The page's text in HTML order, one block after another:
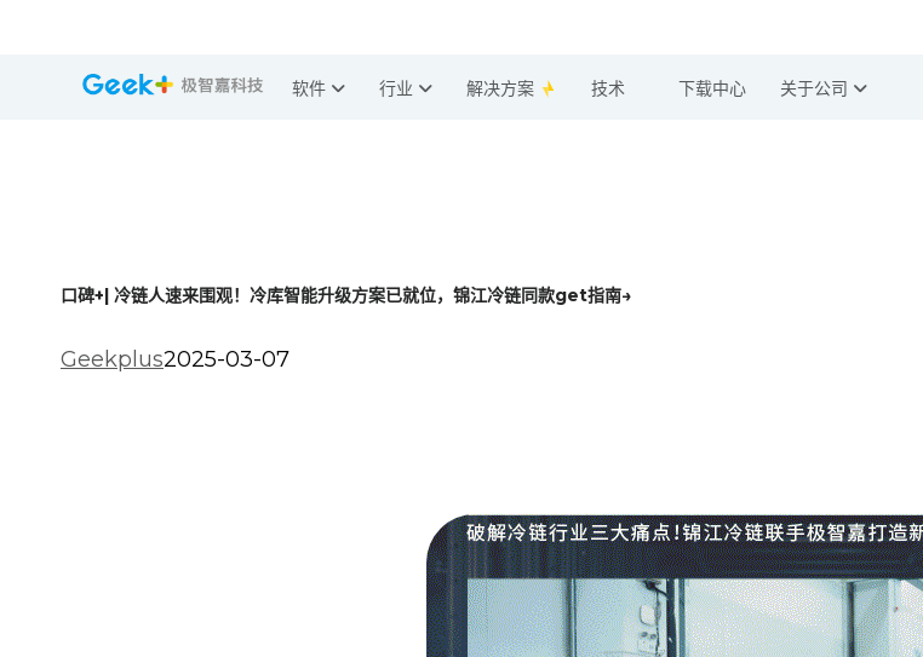
软件 行业 解决方案 技术 下载中心 关于公司
口碑+| 冷链人速来围观！冷库智能升级方案已就位，锦江冷链同款get指南→
Geekplus2025-03-07